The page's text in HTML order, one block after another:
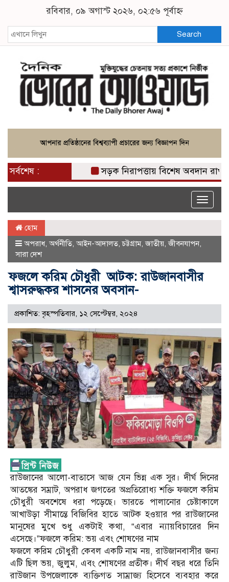
রবিবার, ০৯ অগাস্ট ২০২৬, ০২:৫৬ পূর্বাহ্ন
Search
সর্বশেষ : সড়ক নিরাপত্তায় বিশেষ অবদান রাখায়
Toggle
হোম
অপরাধ, অর্থনীতি, আইন-আদালত,চট্টগ্রাম,জাতীয়,জীবনযাপন,
সারা দেশ
ফজলে করিম চৌধুরী আটক: রাউজানবাসীর
শ্বাসরুদ্ধকর শাসনের অবসান-
প্রকাশিত: বৃহস্পতিবার, ১২ সেপ্টেম্বর, ২০২৪
রাউজানের আলো-বাতাসে আজ যেন ভিন্ন এক সুর। দীর্ঘ দিনের
আতঙ্কের সম্রাট, অপরাধ জগতের অপ্রতিরোধ্য শক্তি ফজলে করিম
চৌধুরী অবশেষে ধরা পড়েছে। ভারতে পালানোর চেষ্টাকালে
আখাউড়া সীমান্তে বিজিবির হাতে আটক হওয়ার পর রাউজানের
মানুষের মুখে শুধু একটাই কথা, “এবার ন্যায়বিচারের দিন
এসেছে।”ফজলে করিম: ভয় এবং শোষণের নাম
ফজলে করিম চৌধুরী কেবল একটি নাম নয়, রাউজানবাসীর জন্য
এটি ছিল ভয়, জুলুম, এবং শোষণের প্রতীক। দীর্ঘ বছর ধরে তিনি
রাউজান উপজেলাকে ব্যক্তিগত সাম্রাজ্য হিসেবে ব্যবহার করে